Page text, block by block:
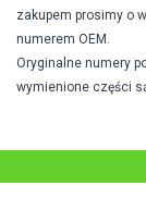
zakupem prosimy o
numerem OEM.
Oryginalne numery
wymienione części